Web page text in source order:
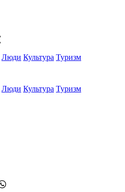
Люди Культура Туризм
Люди Культура Туризм